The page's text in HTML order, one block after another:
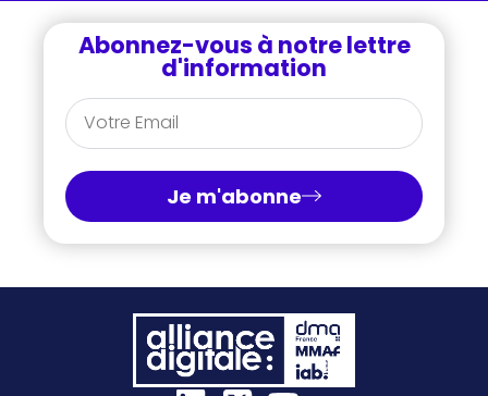
Abonnez-vous à notre lettre
d'information
Je m'abonne